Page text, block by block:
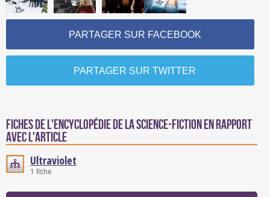
PARTAGER SUR FACEBOOK
PARTAGER SUR TWITTER
Fiches de l'encyclopédie de la science-fiction en rapport
avec l'article
Ultraviolet
1 fiche